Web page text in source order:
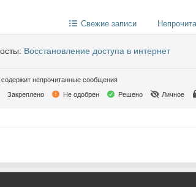
Свежие записи
Восстановление доступа в интернет
непрочитанные сообщения
Закреплено Не одобрен Решено Личное